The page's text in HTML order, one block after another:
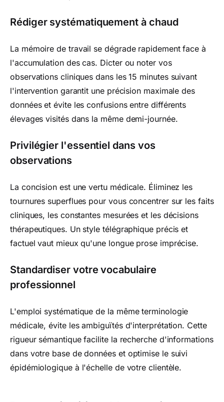
Rédiger systématiquement à chaud
La mémoire de travail se dégrade rapidement face à
l'accumulation des cas. Dicter ou noter vos
observations cliniques dans les 15 minutes suivant
l'intervention garantit une précision maximale des
données et évite les confusions entre différents
élevages visités dans la même demi-journée.
Privilégier l'essentiel dans vos
observations
La concision est une vertu médicale. Éliminez les
tournures superflues pour vous concentrer sur les faits
cliniques, les constantes mesurées et les décisions
thérapeutiques. Un style télégraphique précis et
factuel vaut mieux qu'une longue prose imprécise.
Standardiser votre vocabulaire
professionnel
L'emploi systématique de la même terminologie
médicale, évite les ambiguïtés d'interprétation. Cette
rigueur sémantique facilite la recherche d'informations
dans votre base de données et optimise le suivi
épidémiologique à l'échelle de votre clientèle.